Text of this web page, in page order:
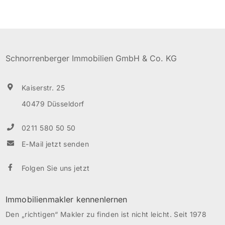
Schnorrenberger Immobilien GmbH & Co. KG
Kaiserstr. 25
40479 Düsseldorf
0211 580 50 50
E-Mail jetzt senden
Folgen Sie uns jetzt
Immobilienmakler kennenlernen
Den „richtigen“ Makler zu finden ist nicht leicht. Seit 1978